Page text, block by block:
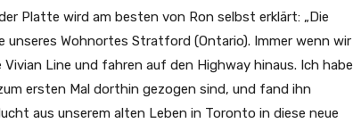
der Platte wird am besten von Ron selbst erklärt: „Die
unseres Wohnortes Stratford (Ontario). Immer wenn wir
Line und fahren auf den Highway hinaus. Ich habe
ersten Mal dorthin gezogen sind, und fand ihn
aus unserem alten Leben in Toronto in diese neue